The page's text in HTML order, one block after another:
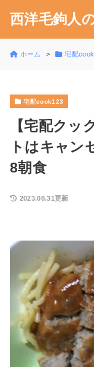
西洋毛鉤人
ホーム 宅配
宅配cook123
【宅配クッ
トはキャン
8朝食
2023.08.31更新